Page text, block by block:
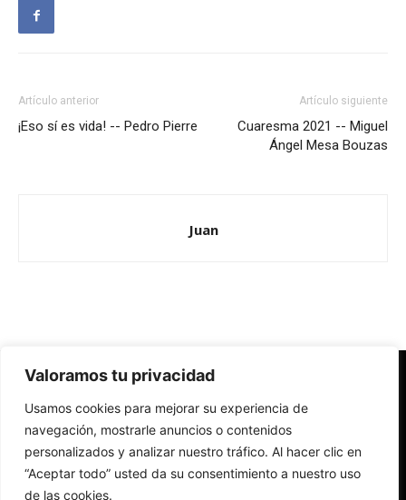
Valoramos tu privacidad
Usamos cookies para mejorar su experiencia de
navegación, mostrarle anuncios o contenidos
personalizados y analizar nuestro tráfico. Al hacer clic en
“Aceptar todo” usted da su consentimiento a nuestro uso
de las cookies.
Artículo anterior
¡Eso sí es vida! -- Pedro Pierre
Artículo siguiente
Cuaresma 2021 -- Miguel
Ángel Mesa Bouzas
Juan
Redes Cristianas
Una mirada alternativa sobre la Iglesia católica y la sociedad
- Colectivos de Redes Cristianas